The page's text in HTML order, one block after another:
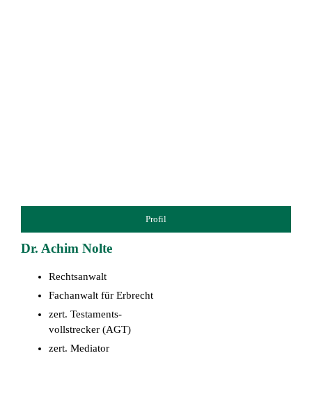
Profil
Dr. Achim Nolte
Rechtsanwalt
Fachanwalt für Erbrecht
zert. Testaments-
vollstrecker (AGT)
zert. Mediator